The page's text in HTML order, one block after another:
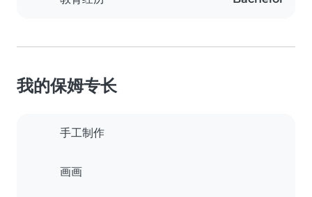
我的保姆专长
手工制作
画画